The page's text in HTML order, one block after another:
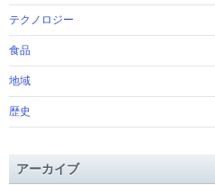
テクノロジー
食品
地域
歴史
アーカイブ